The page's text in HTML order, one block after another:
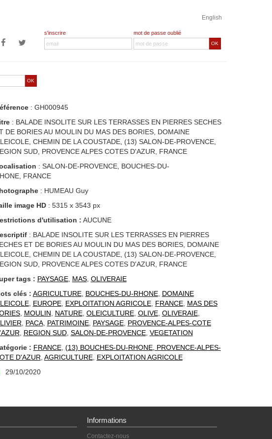
English
s'inscrire mot de passe oublié
OK
OK
: GH000945
: BALADE INSOLITE SUR LES TERRASSES EN PIERRES SECHES
DE BORIES AU MOULIN DU MAS DES BORIES, DOMAINE
CHEMIN DE LA COUSTADE, (13) SALON-DE-PROVENCE,
SUD, PROVENCE ALPES COTES D'AZUR, FRANCE
: SALON-DE-PROVENCE, BOUCHES-DU-
FRANCE
: HUMEAU Guy
image HD: 5315 x 3543 px
d'utilisation : AUCUNE
: BALADE INSOLITE SUR LES TERRASSES EN PIERRES
ET DE BORIES AU MOULIN DU MAS DES BORIES, DOMAINE
CHEMIN DE LA COUSTADE, (13) SALON-DE-PROVENCE,
SUD, PROVENCE ALPES COTES D'AZUR, FRANCE
tags : PAYSAGE, MAS, OLIVERAIE
clés : AGRICULTURE, BOUCHES-DU-RHONE, DOMAINE
, EUROPE, EXPLOITATION AGRICOLE, FRANCE, MAS DES
, MOULIN NATURE, OLEICULTURE, OLIVE, OLIVERAIE,
PACA, PATRIMOINE, PAYSAGE, PROVENCE-ALPES-COTE
REGION SUD, SALON-DE-PROVENCE, VEGETATION
: FRANCE, (13) BOUCHES-DU-RHONE, PROVENCE-ALPES-
D'AZUR AGRICULTURE, EXPLOITATION AGRICOLE
29/10/2020
Informations
Contactez-nous